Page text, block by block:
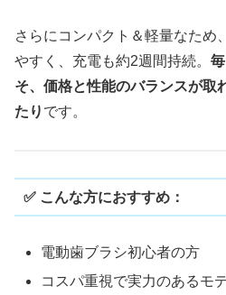
さらにコンパクト＆軽量なため
やすく、充電も約2週間持続。
そ、価格と性能のバランスが取
たり です。
✅ こんな方におすすめ：
電動歯ブラシ初心者の方
コスパ重視で実力のあるモ